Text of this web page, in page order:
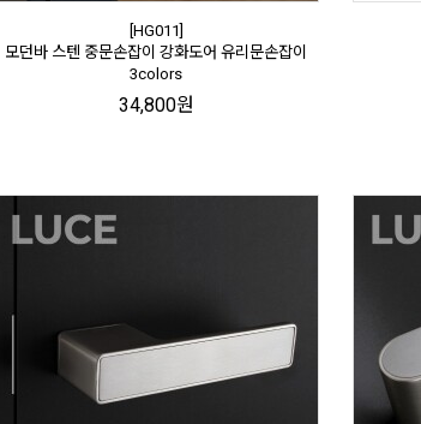
[HG011]
모던바 스텐 중문손잡이 강화도어 유리문손잡이
3colors
34,800원